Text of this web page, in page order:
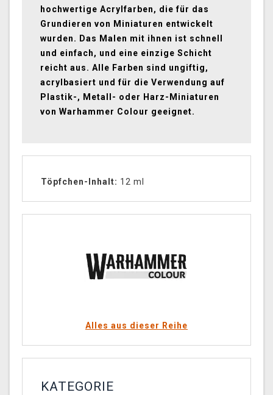
hochwertige Acrylfarben, die für das
Grundieren von Miniaturen entwickelt
wurden. Das Malen mit ihnen ist schnell
und einfach, und eine einzige Schicht
reicht aus. Alle Farben sind ungiftig,
acrylbasiert und für die Verwendung auf
Plastik-, Metall- oder Harz-Miniaturen
von Warhammer Colour geeignet.
Töpfchen-Inhalt: 12 ml
Alles aus dieser Reihe
KATEGORIE